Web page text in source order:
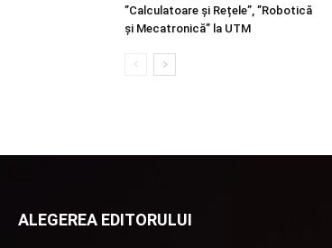
”Calculatoare și Rețele”, ”Robotică
și Mecatronică” la UTM
ALEGEREA EDITORULUI